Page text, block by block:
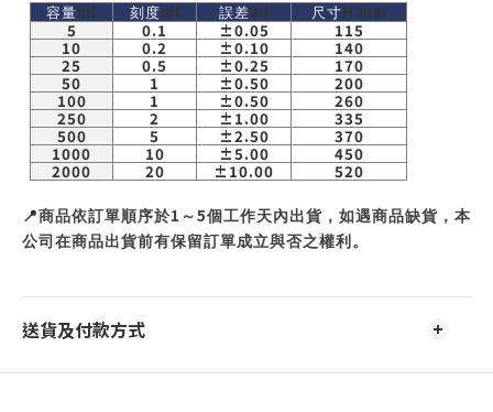
容量ml 刻度ml 誤差ml 尺寸H mm
5
0.1 ±0.05
115
10
0.2 ±0.10
140
25
0.5 ±0.25
170
50
1 ±0.50
200
100
1 ±0.50
260
250
2 ±1.00
335
500
5 ±2.50
370
1000
10 ±5.00
450
2000
20 ±10.00 520
📍商品依訂單順序於1 ～5個工作天內出貨，如遇商品缺貨，本
公司在商品出貨前有保留訂單成立與否之權利。
送貨及付款方式